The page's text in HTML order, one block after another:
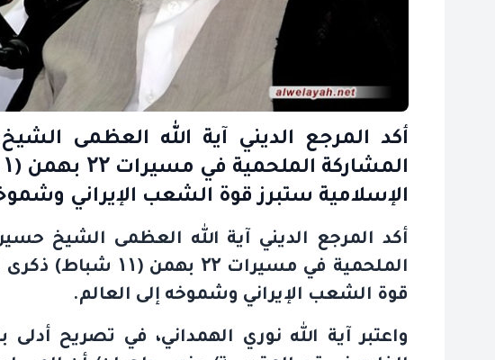
أكد المرجع الديني آية الله العظمى
الإسلامية ستبرز قوة الشعب الإيراني
أكد المرجع الديني آية الله العظمى الشيخ
الملحمية في مسيرات۲۲ بهمن (۱۱ شباط) ذكرى
قوة الشعب الإيراني وشموخه إلى العالم.
واعتبر آية الله نوري الهمداني، في تصريح